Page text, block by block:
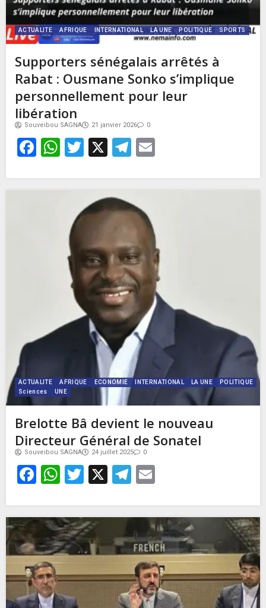
ACTUALITE AFRIQUE INTERNATIONAL LA UNE POLITIQUE SPORTS
Supporters sénégalais arrêtés à
Rabat : Ousmane Sonko s’implique
personnellement pour leur
libération
Souveibou SAGNA 21 janvier 2026 0
Facebook
WhatsApp
Twitter
X Telegram
ACTUALITE AFRIQUE ECONOMIE INTERNATIONAL LA UNE
POLITIQUE
Sciences
UNE
Brelotte Bâ devient le nouveau
Directeur Général de Sonatel
Souveibou SAGNA 24 juillet 2025 0
Facebook
WhatsApp
Twitter
X Telegram